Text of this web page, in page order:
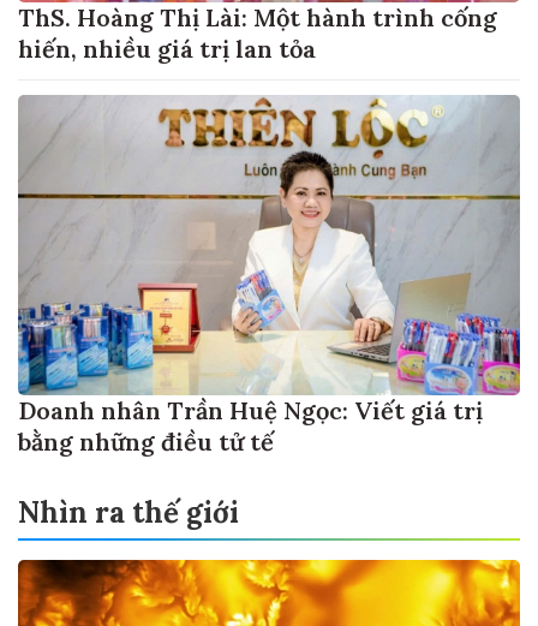
ThS. Hoàng Thị Lài: Một hành trình cống
hiến, nhiều giá trị lan tỏa
Doanh nhân Trần Huệ Ngọc: Viết giá trị
bằng những điều tử tế
Nhìn ra thế giới